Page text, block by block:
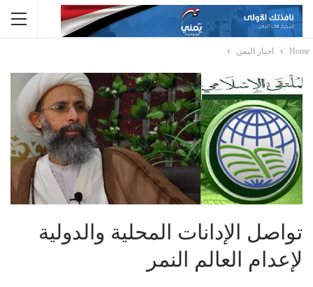
Home اخبار اليمن
تواصل الإدانات المحلية والدولية
لإعدام العالم النمر